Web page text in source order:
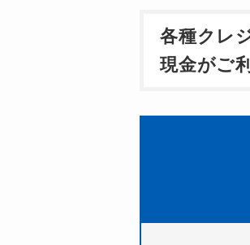
各種クレ
現金がご